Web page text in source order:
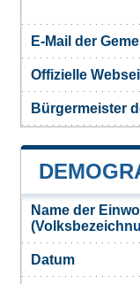
E-Mail der
Offizielle
Bürgermeister
Name der
Datum